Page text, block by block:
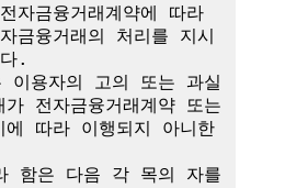
자금융거래계약에 따라
금융거래의 처리를 지시
.
용자의 고의 또는 과실
가 전자금융거래계약 또는
에 따라 이행되지 아니한
함은 다음 각 목의 자를